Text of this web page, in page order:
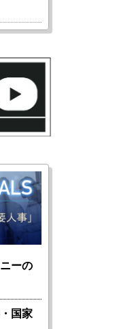
ーの
国家